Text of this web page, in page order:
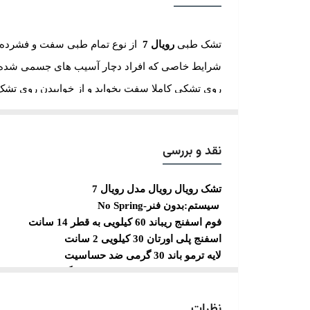
تشک طبی رویال 7
از نوع تمام طبی سفت و
شرایط خاصی که افراد دچار آسیب های جسمی شده
روی تشکی کاملا سفت بخوابد و از خوابیدن روی
توجه : هنگام خرید تشک طبی
تشک ریباندی جز تشک های کاملا سفت و بدون حالت
تشک سفت از دیرباز طرفداران خود را داشته
ریباند چیست ؟
نقد و بررسی
تشک رویال رویال مدل رویال 7
سیستم:بدون فنر-No Spring
فوم اسفنج ریباند 60 کیلویی به قطر 14 سانت
اسفنج پلی اورتان 30 کیلویی 2 سانت
لایه ترمو باند 30 گرمی ضد حساسیت
پارچه گردبافت